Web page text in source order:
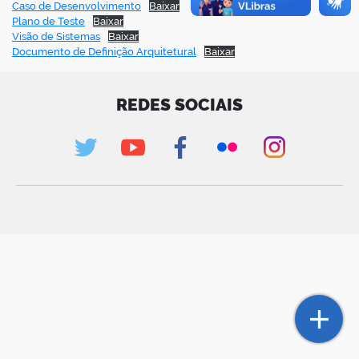
Caso de Desenvolvimento
Baixar
Plano de Teste
Baixar
Visão de Sistemas
Baixar
Documento de Definição Arquitetural
Baixar
REDES SOCIAIS